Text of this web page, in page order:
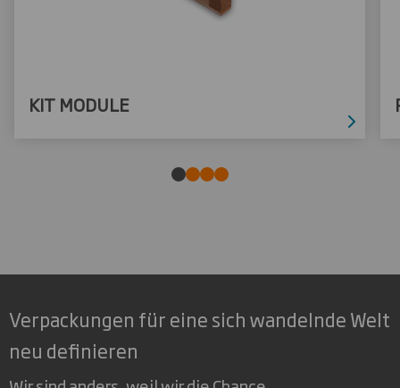
KIT MODULE
Verpackungen für eine sich wandelnde Welt
neu definieren